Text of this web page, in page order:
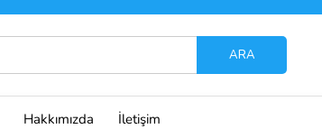
ARA
Hakkımızda İletişim